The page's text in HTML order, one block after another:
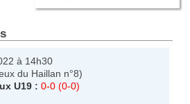
à 14h30
du Haillan n°8)
U19 : 0-0 (0-0)